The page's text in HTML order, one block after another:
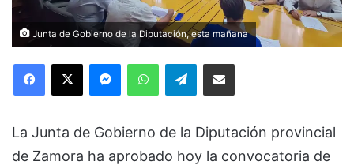
Junta de Gobierno de la Diputación, esta mañana
Facebook
X MessengerWhatsAppTelegramCompartir via Email
La Junta de Gobierno de la Diputación provincial
de Zamora ha aprobado hoy la convocatoria de